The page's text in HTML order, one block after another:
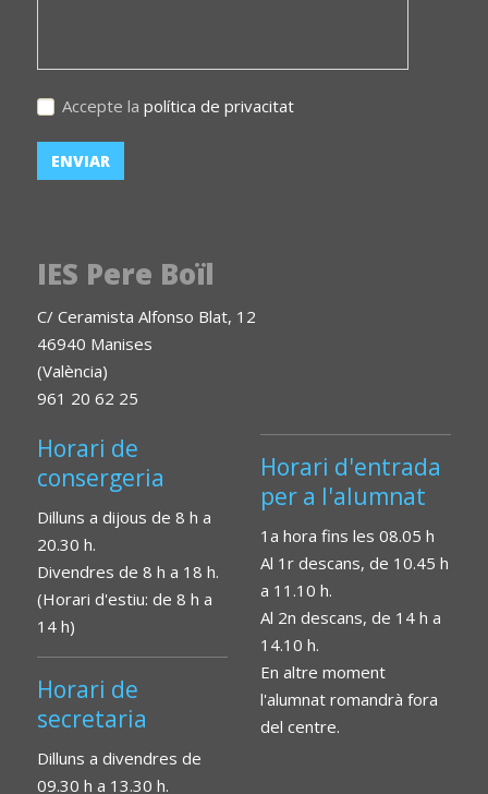
Accepte la política de privacitat
IES Pere Boïl
C/ Ceramista Alfonso Blat, 12
46940 Manises
(València)
961 20 62 25
Horari de
consergeria
Dilluns a dijous de 8 h a
20.30 h.
Divendres de 8 h a 18 h.
(Horari d'estiu: de 8 h a
14 h)
Horari de
secretaria
Dilluns a divendres de
09.30 h a 13.30 h.
Horari d'entrada
per a l'alumnat
1a hora fins les 08.05 h
Al 1r descans, de 10.45 h
a 11.10 h.
Al 2n descans, de 14 h a
14.10 h.
En altre moment
l'alumnat romandrà fora
del centre.